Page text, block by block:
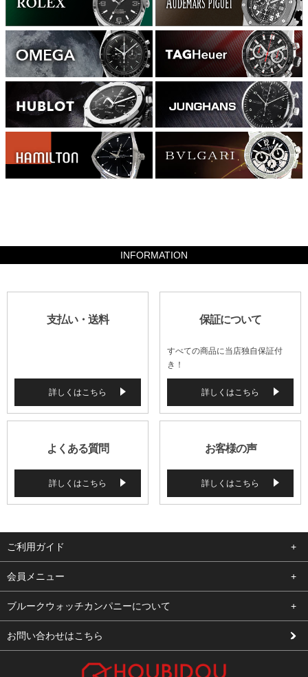
INFORMATION
支払い・送料
詳しくはこちら
保証について
すべての商品に当店独自保証付
き！
詳しくはこちら
よくある質問
詳しくはこちら
お客様の声
詳しくはこちら
ご利用ガイド
よくある質問
支払い・送料
修理依頼
会員メニュー
ログイン
お気に入り
ブルークウォッチカンパニーについて
会社概要
お問い合わせはこちら